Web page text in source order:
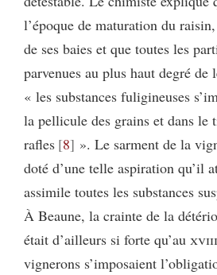
l’époque de maturation du
de ses baies et que toutes les
parvenues au plus haut degré
« les substances fuligineuses
la pellicule des grains et dans le
rafles 8 ». Le sarment de la
doté d’une telle aspiration qu’il
assimile toutes les substances
À Beaune, la crainte de la
était d’ailleurs si forte qu’au xviii
vignerons s’imposaient